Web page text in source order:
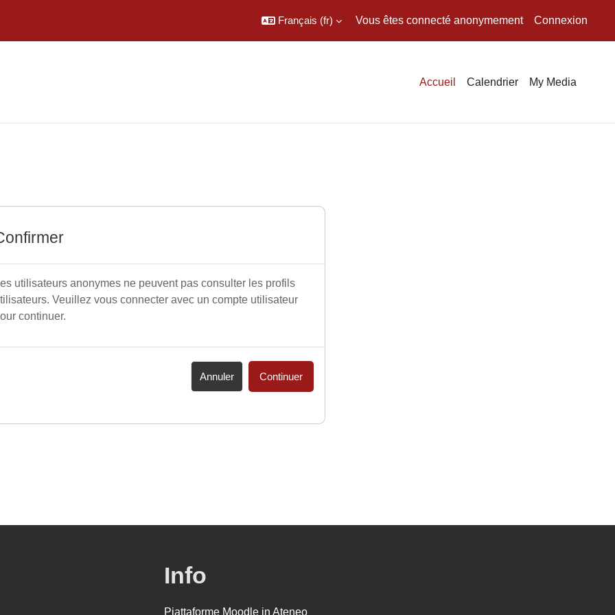
Français ‎(fr)‎ Vous êtes connecté anonymement Connexion
Accueil Calendrier My Media
utilisateurs anonymes ne peuvent pas consulter les profils
Veuillez vous connecter avec un compte utilisateur
continuer.
Annuler Continuer
Info
Piattaforme Moodle in Ateneo